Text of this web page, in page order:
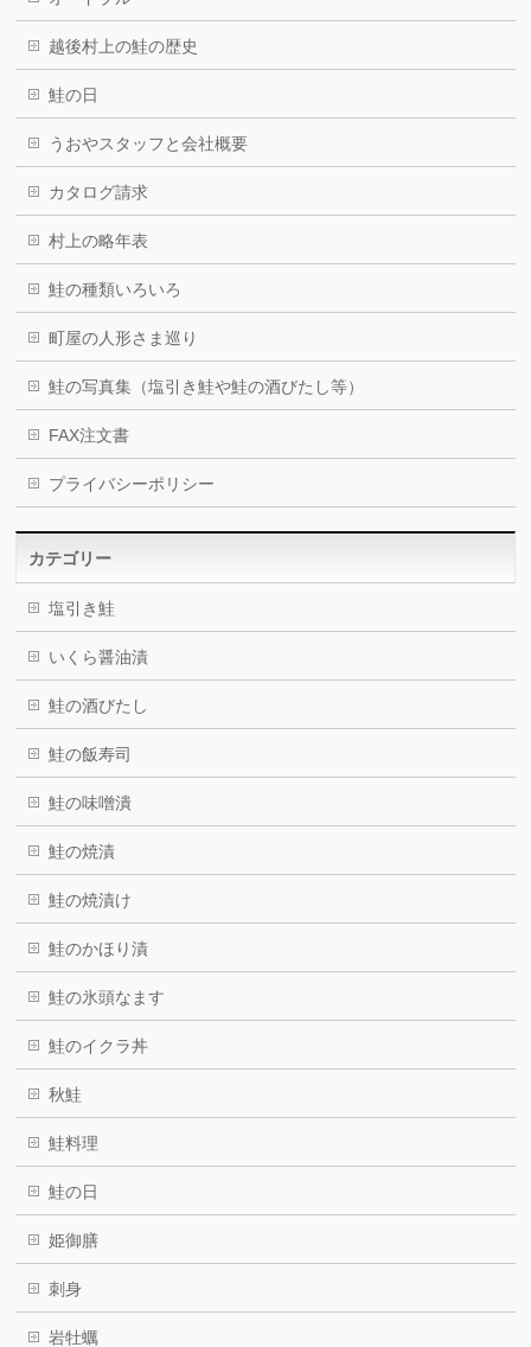
越後村上の鮭の歴史
鮭の日
うおやスタッフと会社概要
カタログ請求
村上の略年表
鮭の種類いろいろ
町屋の人形さま巡り
鮭の写真集（塩引き鮭や鮭の酒びたし等）
FAX注文書
プライバシーポリシー
カテゴリー
塩引き鮭
いくら醤油漬
鮭の酒びたし
鮭の飯寿司
鮭の味噌潰
鮭の焼漬
鮭の焼漬け
鮭のかほり漬
鮭の氷頭なます
鮭のイクラ丼
秋鮭
鮭料理
鮭の日
姫御膳
刺身
岩牡蠣